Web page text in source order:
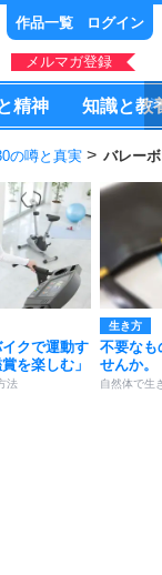
作品一覧 ログイン
メルマガ登録
精神 知識と教
の噂と真実 バレー
イクで運動す
を楽しむ」
法
生き方
不要なも
せんか。
自然体で生